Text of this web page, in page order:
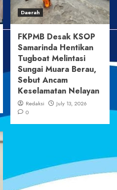
Daerah
FKPMB Desak KSOP
Samarinda Hentikan
Tugboat Melintasi
Sungai Muara Berau,
Sebut Ancam
Keselamatan Nelayan
Redaksi
July 13, 2026
0